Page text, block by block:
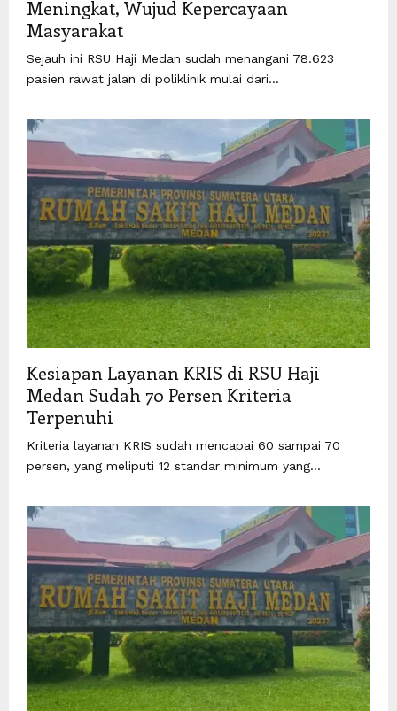
Meningkat, Wujud Kepercayaan
Masyarakat
Sejauh ini RSU Haji Medan sudah menangani 78.623
pasien rawat jalan di poliklinik mulai dari...
Kesiapan Layanan KRIS di RSU Haji
Medan Sudah 70 Persen Kriteria
Terpenuhi
Kriteria layanan KRIS sudah mencapai 60 sampai 70
persen, yang meliputi 12 standar minimum yang...